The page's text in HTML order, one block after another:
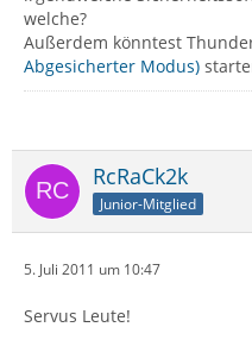
welche?
Außerdem könntest
Abgesicherter Modus)
RcRaCk2k
Junior-Mitglied
5. Juli 2011 um 10:47
Servus Leute!